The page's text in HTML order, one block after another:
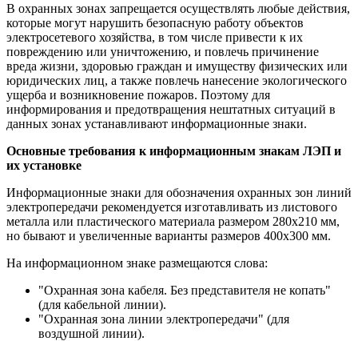
В охранных зонах запрещается осуществлять любые действия,
которые могут нарушить безопасную работу объектов
электросетевого хозяйства, в том числе привести к их
повреждению или уничтожению, и повлечь причинение
вреда жизни, здоровью граждан и имуществу физических или
юридических лиц, а также повлечь нанесение экологического
ущерба и возникновение пожаров. Поэтому для
информирования и предотвращения нештатных ситуаций в
данных зонах устанавливают информационные знаки.
Основные требования к информационным знакам ЛЭП и
их установке
Информационные знаки для обозначения охранных зон линий
электропередачи рекомендуется изготавливать из листового
металла или пластического материала размером 280x210 мм,
но бывают и увеличенные варианты размеров 400х300 мм.
На информационном знаке размещаются слова:
"Охранная зона кабеля. Без представителя не копать"
(для кабельной линии).
"Охранная зона линии электропередачи" (для
воздушной линии).